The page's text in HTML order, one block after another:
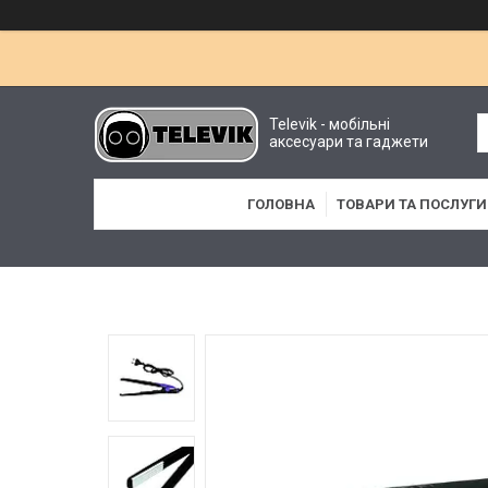
Televik - мобільні
аксесуари та гаджети
ГОЛОВНА ТОВАРИ ТА ПОСЛУГИ